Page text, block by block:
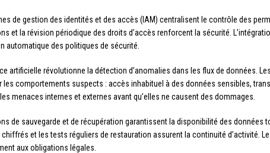
de gestion des identités et des accès (IAM) centralisent le contrôle des
et la révision périodique des droits d’accès renforcent la sécurité.
automatique des politiques de sécurité.
artificielle révolutionne la détection d’anomalies dans les flux de données.
les comportements suspects : accès inhabituel à des données sensibles,
menaces internes et externes avant qu’elles ne causent des dommages.
de sauvegarde et de récupération garantissent la disponibilité des
et les tests réguliers de restauration assurent la continuité d’activité.
aux obligations légales.